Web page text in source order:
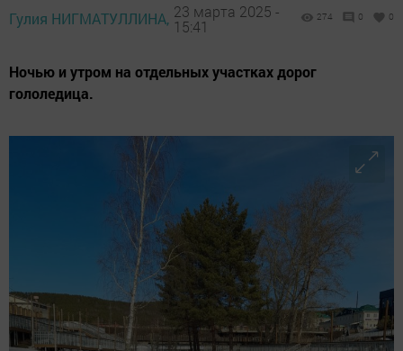
Гулия НИГМАТУЛЛИНА, 23 марта 2025 -
15:41
274 0 0
Ночью и утром на отдельных участках дорог
гололедица.